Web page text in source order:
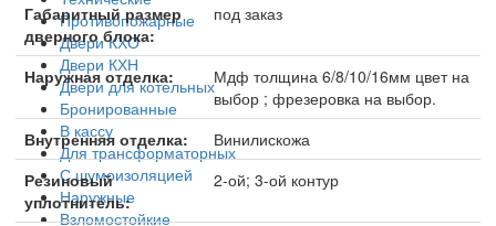
Противопожарные
Двери КХО
Двери КХН
Двери для котельных
Бронированные
В кассу
Для трансформаторных
С шумоизоляцией
Наружные
Взломостойкие
Габаритный размер
дверного блока:
под заказ
Наружная отделка:
Мдф толщина 6/8/10/16мм цвет на
выбор ; фрезеровка на выбор.
Внутренняя отделка:
Винилискожа
Резиновый
уплотнитель:
2-ой; 3-ой контур